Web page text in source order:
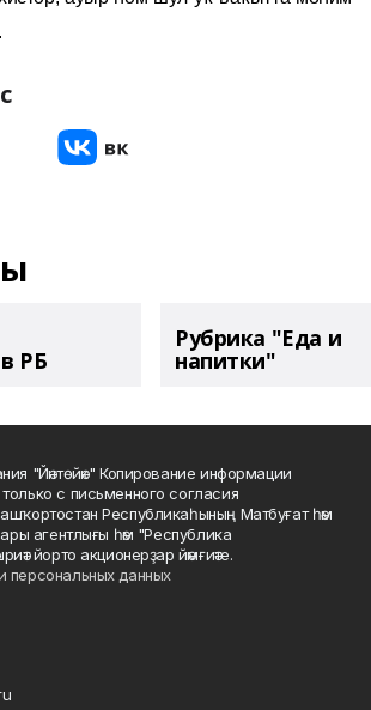
РБ
Рубрика "Еда и
напитки"
"Йәнтөйәк" Копирование информации
с письменного согласия
Республикаһының Матбуғат һәм
агентлығы һәм "Республика
йорто акционерҙар йәмғиәте.
персональных данных